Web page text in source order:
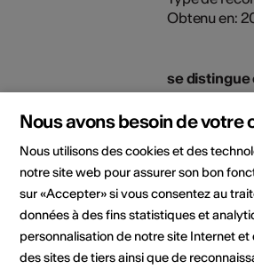
Obtenu en:
se distingue
Prix
Musicaux
Type de
Obtenu en:
décroche le
Nous avons besoin de
Nous utilisons des cookies et des
notre site web pour assurer son bon
sur «Accepter» si vous consentez au
données à des fins statistiques et
personnalisation de notre site Internet
des sites de tiers ainsi que de